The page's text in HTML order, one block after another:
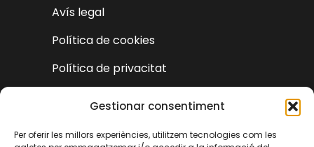
Gestionar consentiment
Per oferir les millors experiències, utilitzem tecnologies com les
Avís legal
Política de cookies
Política de privacitat